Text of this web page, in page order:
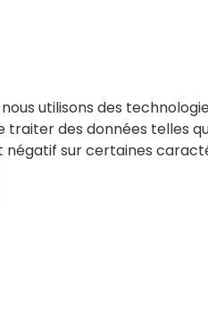
utilisons des
des données telles
sur certaines